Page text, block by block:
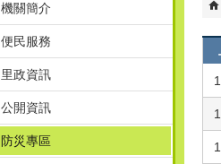
機關簡介
便民服務
里政資訊
公開資訊
防災專區